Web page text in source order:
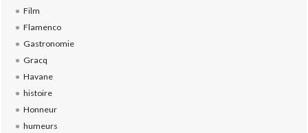
Film
Flamenco
Gastronomie
Gracq
Havane
histoire
Honneur
humeurs